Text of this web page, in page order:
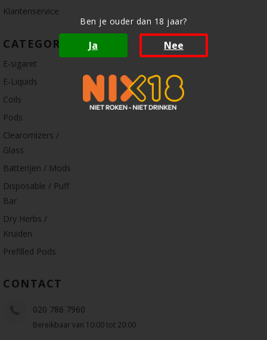
Ben je ouder dan 18 jaar?
Ja Nee
Klantenservice
CATEGORIE
E-sigaret
E-Liquids
Coils
Pods
Clearomizers /
Glass
Batterijen / Mods
Disposable / Puff
Bar
Dry Herbs /
Kruiden
Prefilled Pods
CONTACT
020 786 7960
Bereikbaar van 10:00 tot 20:00